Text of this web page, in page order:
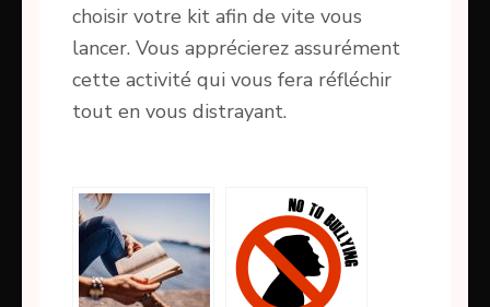
choisir votre kit afin de vite vous
lancer. Vous apprécierez assurément
cette activité qui vous fera réfléchir
tout en vous distrayant.